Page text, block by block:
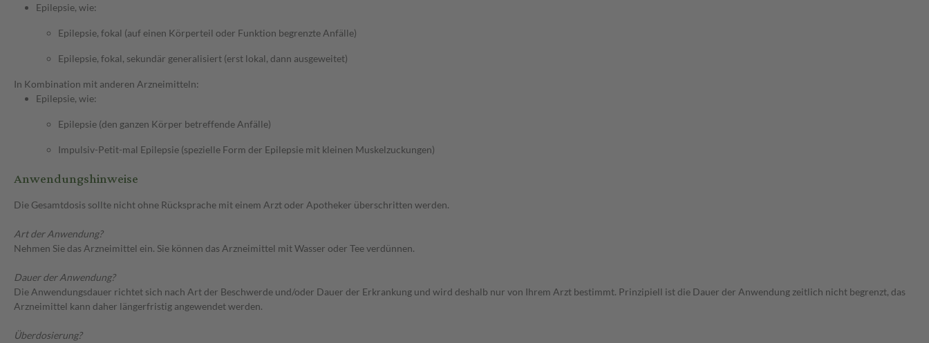
Epilepsie, wie:
Epilepsie, fokal (auf einen Körperteil oder Funktion begrenzte Anfälle)
Epilepsie, fokal, sekundär generalisiert (erst lokal, dann ausgeweitet)
In Kombination mit anderen Arzneimitteln:
Epilepsie, wie:
Epilepsie (den ganzen Körper betreffende Anfälle)
Impulsiv-Petit-mal Epilepsie (spezielle Form der Epilepsie mit kleinen Muskelzuckungen)
Anwendungshinweise
Die Gesamtdosis sollte nicht ohne Rücksprache mit einem Arzt oder Apotheker überschritten werden.
Art der Anwendung?
Nehmen Sie das Arzneimittel ein. Sie können das Arzneimittel mit Wasser oder Tee verdünnen.
Dauer der Anwendung?
Die Anwendungsdauer richtet sich nach Art der Beschwerde und/oder Dauer der Erkrankung und wird deshalb nur von Ihrem Arzt bestimmt. Prinzipiell ist die Dauer der Anwendung zeitlich nicht begrenzt, das
Arzneimittel kann daher längerfristig angewendet werden.
Überdosierung?